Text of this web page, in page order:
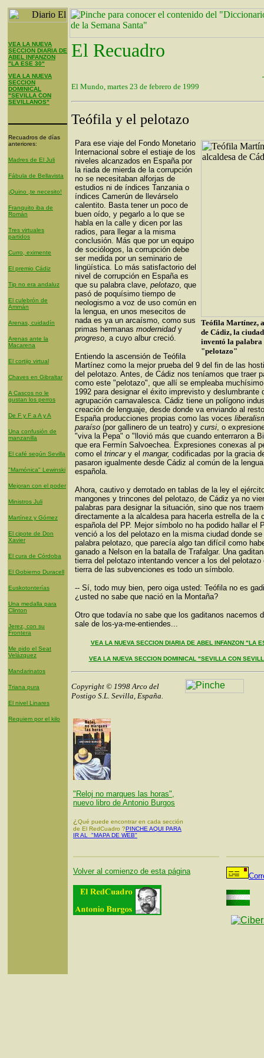
VEA LA NUEVA
SECCION DIARIA DE
ABEL INFANZON
"LA ESE 30"
VEA LA NUEVA
SECCION
DOMINICAL
"SEVILLA CON
SEVILLANOS"
Recuadros de días
anteriores:
Madres de El Juli
Fábula de Bellavista
¡Quino ,te necesito!
Franquito iba de
Román
Tres virtuales
partidos
Curro, eximente
El premio Cádiz
Tip no era andaluz
El culebrón de
Ammán
Arenas, cuidadín
Arenas ante la
Macarena
El cortijo virtual
Chaves en Gibraltar
A Cascos no le
gustan los perros
De F y F a A y A
Una confusión de
manzanilla
El café según Sevilla
"Mamónica" Lewinski
Mejoran con el poder
Ministros Juli
Martínez y Gómez
El cipote de Don
Xavier
El cura de Córdoba
El Gobierno Duracell
Euskotonterías
Una medalla para
Clinton
Jerez, con su
Frontera
Me pido el Seat
Velázquez
Mandarinatos
Triana pura
El nivel Linares
Requiem por el kilo
El Recuadro
El Mundo, martes 23 de febrero de 1999
Teófila y el pelotazo
Teófila Martínez,
de Cádiz, la
inventó la palabra
"pelotazo"
Para ese viaje del Fondo Monetario
Internacional sobre el estiaje de los
niveles alcanzados en España por
la riada de mierda de la corrupción
no se necesitaban alforjas de
estudios ni de índices Tanzania o
índices Camerún de llevárselo
calentito. Basta tener un poco de
buen oído, y pegarlo a lo que se
habla en la calle y dicen por las
radios, para llegar a la misma
conclusión. Más que por un equipo
de sociólogos, la corrupción debe
ser medida por un seminario de
lingüística. Lo más satisfactorio del
nivel de corrupción en España es
que su palabra clave, pelotazo, que
pasó de poquísimo tiempo de
neologismo a voz de uso común en
la lengua, en unos mesecitos de
nada es ya un arcaísmo, como sus
primas hermanas modernidady
progreso, a cuyo albur creció.
Entiendo la ascensión de Teófila
Martínez como la mejor prueba del 9 del fin de las
del pelotazo. Antes, de Cádiz nos teníamos que traer
como este "pelotazo", que allí se empleaba
1992 para designar el éxito imprevisto y deslumbrante
agrupación carnavalesca. Cádiz tiene un polígono
creación de lenguaje, desde donde va enviando al
España producciones propias como las voces
paraíso (por gallinero de un teatro) y cursi, o
"viva la Pepa" o "llovió más que cuando enterraron a
que era Fermín Salvoechea. Expresiones conexas al
como el trincar y el mangar, codificadas por la gracia
pasaron igualmente desde Cádiz al común de la lengua
española.
Ahora, cautivo y derrotado en tablas de la ley el
mangones y trincones del pelotazo, de Cádiz ya no
palabras para designar la situación, sino que nos
directamente a la alcaldesa para hacerla estrella de la
española del PP. Mejor símbolo no ha podido hallar el
venció a los del pelotazo en la misma ciudad donde
palabra pelotazo, que parecía algo tan difícil como
ganado a Nelson en la batalla de Trafalgar. Una
tierra del pelotazo intentando vencer a los del pelotazo
tierra de las subvenciones es todo un símbolo.
-- Sí, todo muy bien, pero oiga usted: Teófila no es
¿usted no sabe que nació en la Montaña?
Otro que todavía no sabe que los gaditanos nacemos
sale de los-ya-me-entiendes...
VEA LA NUEVA SECCION DIARIA DE ABEL INFANZON "LA
VEA LA NUEVA SECCION DOMINICAL "SEVILLA CON
Copyright © 1998 Arco del
Postigo S.L. Sevilla, España.
"Reloj no marques las horas",
nuevo libro de Antonio Burgos
¿ Qué puede encontrar en cada sección
de El RedCuadro ?PINCHE AQUI PARA
IR AL "MAPA DE WEB"
Volver al comienzo de esta página